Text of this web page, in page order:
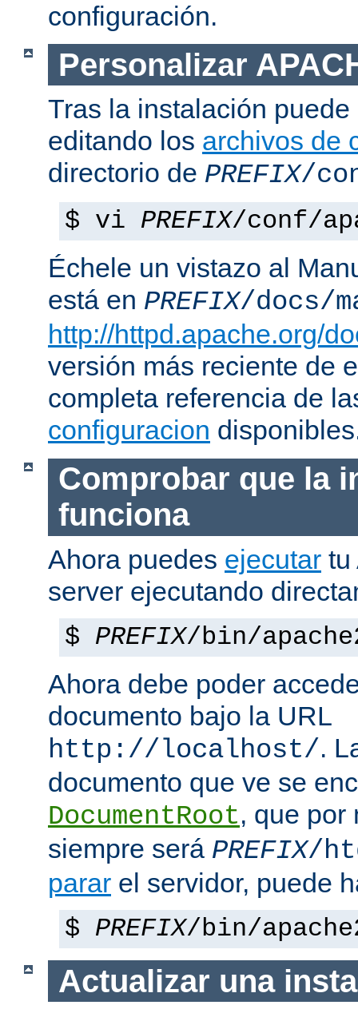
configuración.
Personalizar
Tras la instalación
editando los archivos de
directorio de PREFIX/
$ vi PREFIX/conf/
Échele un vistazo al
está en PREFIX/docs/
http://httpd.apache.org/
versión más reciente de
completa referencia de
configuracion
Comprobar que la
funciona
Ahora puedes ejecutar tu
server ejecutando
$ PREFIX/bin/
Ahora debe poder
documento bajo la URL
http://localhost/.
documento que ve se
DocumentRoot, que por
siempre será PREFIX/
parar el servidor, puede
$ PREFIX/bin/
Actualizar una